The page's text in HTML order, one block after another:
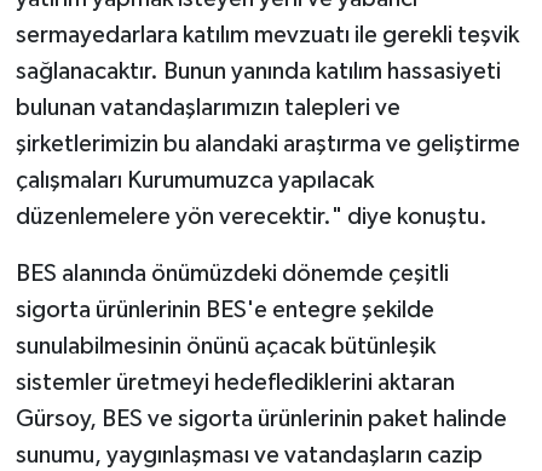
sermayedarlara katılım mevzuatı ile gerekli teşvik
sağlanacaktır. Bunun yanında katılım hassasiyeti
bulunan vatandaşlarımızın talepleri ve
şirketlerimizin bu alandaki araştırma ve geliştirme
çalışmaları Kurumumuzca yapılacak
düzenlemelere yön verecektir." diye konuştu.
BES alanında önümüzdeki dönemde çeşitli
sigorta ürünlerinin BES'e entegre şekilde
sunulabilmesinin önünü açacak bütünleşik
sistemler üretmeyi hedeflediklerini aktaran
Gürsoy, BES ve sigorta ürünlerinin paket halinde
sunumu, yaygınlaşması ve vatandaşların cazip